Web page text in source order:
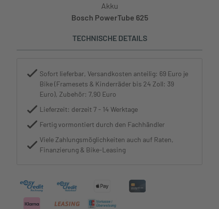
Akku
Bosch PowerTube 625
TECHNISCHE DETAILS
Sofort lieferbar, Versandkosten anteilig: 69 Euro je
Bike (Framesets & Kinderräder bis 24 Zoll: 39
Euro), Zubehör: 7,90 Euro
Lieferzeit: derzeit 7 - 14 Werktage
Fertig vormontiert durch den Fachhändler
Viele Zahlungsmöglichkeiten auch auf Raten,
Finanzierung & Bike-Leasing